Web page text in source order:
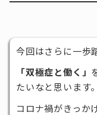
今回はさらに一歩
「双極症と働く」
たいなと思います。
コロナ禍がきっか